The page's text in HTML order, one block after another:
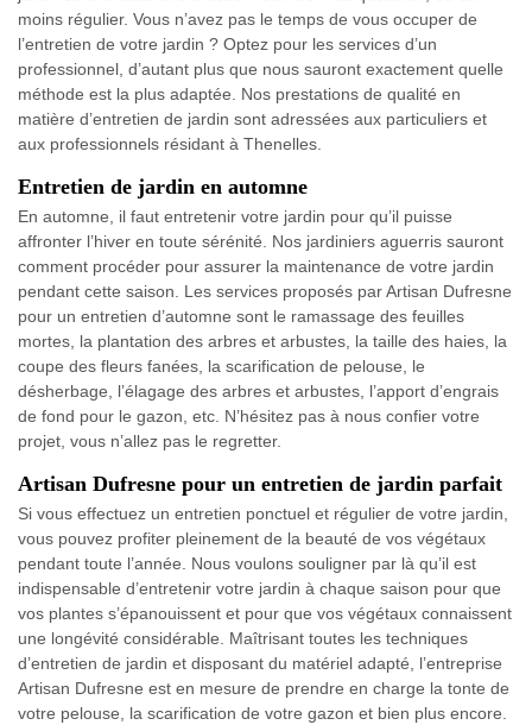
moins régulier. Vous n’avez pas le temps de vous occuper de
l’entretien de votre jardin ? Optez pour les services d’un
professionnel, d’autant plus que nous sauront exactement quelle
méthode est la plus adaptée. Nos prestations de qualité en
matière d’entretien de jardin sont adressées aux particuliers et
aux professionnels résidant à Thenelles.
Entretien de jardin en automne
En automne, il faut entretenir votre jardin pour qu’il puisse
affronter l’hiver en toute sérénité. Nos jardiniers aguerris sauront
comment procéder pour assurer la maintenance de votre jardin
pendant cette saison. Les services proposés par Artisan Dufresne
pour un entretien d’automne sont le ramassage des feuilles
mortes, la plantation des arbres et arbustes, la taille des haies, la
coupe des fleurs fanées, la scarification de pelouse, le
désherbage, l’élagage des arbres et arbustes, l’apport d’engrais
de fond pour le gazon, etc. N’hésitez pas à nous confier votre
projet, vous n’allez pas le regretter.
Artisan Dufresne pour un entretien de jardin parfait
Si vous effectuez un entretien ponctuel et régulier de votre jardin,
vous pouvez profiter pleinement de la beauté de vos végétaux
pendant toute l’année. Nous voulons souligner par là qu’il est
indispensable d’entretenir votre jardin à chaque saison pour que
vos plantes s’épanouissent et pour que vos végétaux connaissent
une longévité considérable. Maîtrisant toutes les techniques
d’entretien de jardin et disposant du matériel adapté, l’entreprise
Artisan Dufresne est en mesure de prendre en charge la tonte de
votre pelouse, la scarification de votre gazon et bien plus encore.